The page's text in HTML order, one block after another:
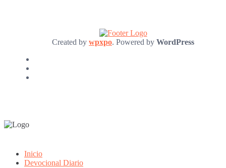
Created by wpxpo. Powered by WordPress
Inicio
Devocional Diario